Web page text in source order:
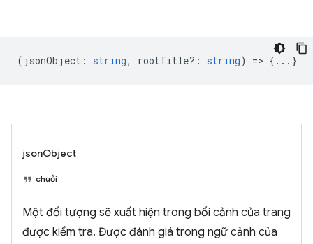
( jsonObject : string, rootTitle? : string) => {...}
jsonObject
chuỗi
Một đối tượng sẽ xuất hiện trong bối cảnh của trang
được kiểm tra. Được đánh giá trong ngữ cảnh của